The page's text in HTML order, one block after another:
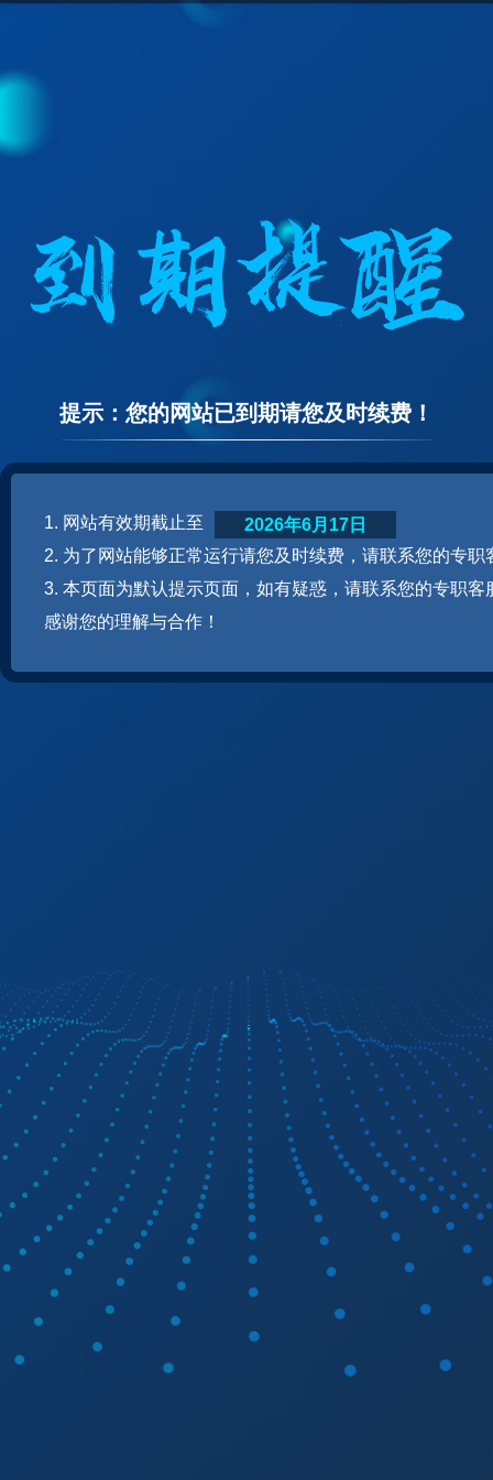
提示：您的网站已到期请您及时续费！
1. 网站有效期截止至
2. 为了网站能够正常运行请您及时续费，请联系您的专职
3. 本页面为默认提示页面，如有疑惑，请联系您的专职客
感谢您的理解与合作！
2026年6月17日